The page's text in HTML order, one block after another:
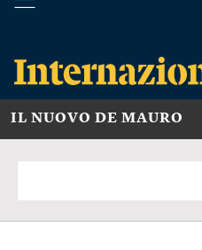
IL NUOVO DE MAURO